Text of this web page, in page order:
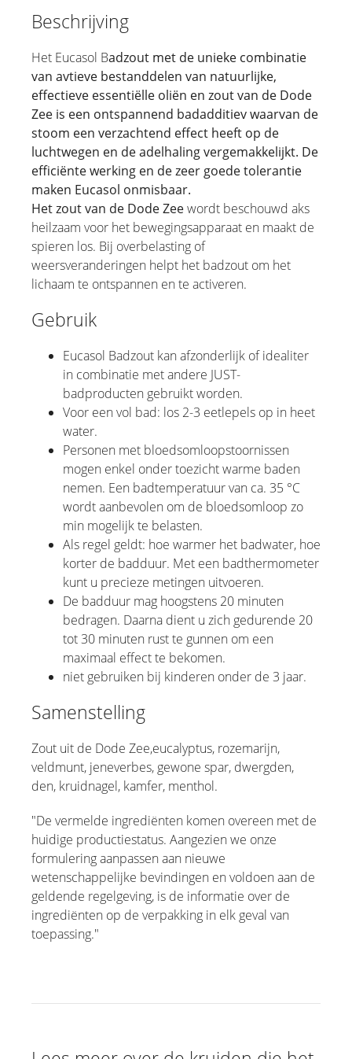
Beschrijving
Het Eucasol Badzout met de unieke combinatie
van avtieve bestanddelen van natuurlijke,
effectieve essentiëlle oliën en zout van de Dode
Zee is een ontspannend badadditiev waarvan de
stoom een verzachtend effect heeft op de
luchtwegen en de adelhaling vergemakkelijkt. De
efficiënte werking en de zeer goede tolerantie
maken Eucasol onmisbaar.
Het zout van de Dode Zeewordt beschouwd aks
heilzaam voor het bewegingsapparaat en maakt de
spieren los. Bij overbelasting of
weersveranderingen helpt het badzout om het
lichaam te ontspannen en te activeren.
Gebruik
Eucasol Badzout kan afzonderlijk of idealiter
in combinatie met andere JUST-
badproducten gebruikt worden.
Voor een vol bad: los 2-3 eetlepels op in heet
water.
Personen met bloedsomloopstoornissen
mogen enkel onder toezicht warme baden
nemen. Een badtemperatuur van ca. 35 °C
wordt aanbevolen om de bloedsomloop zo
min mogelijk te belasten.
Als regel geldt: hoe warmer het badwater, hoe
korter de badduur. Met een badthermometer
kunt u precieze metingen uitvoeren.
De badduur mag hoogstens 20 minuten
bedragen. Daarna dient u zich gedurende 20
tot 30 minuten rust te gunnen om een
maximaal effect te bekomen.
niet gebruiken bij kinderen onder de 3 jaar.
Samenstelling
Zout uit de Dode Zee,eucalyptus, rozemarijn,
veldmunt, jeneverbes, gewone spar, dwergden,
den, kruidnagel, kamfer, menthol.
"De vermelde ingrediënten komen overeen met de
huidige productiestatus. Aangezien we onze
formulering aanpassen aan nieuwe
wetenschappelijke bevindingen en voldoen aan de
geldende regelgeving, is de informatie over de
ingrediënten op de verpakking in elk geval van
toepassing."